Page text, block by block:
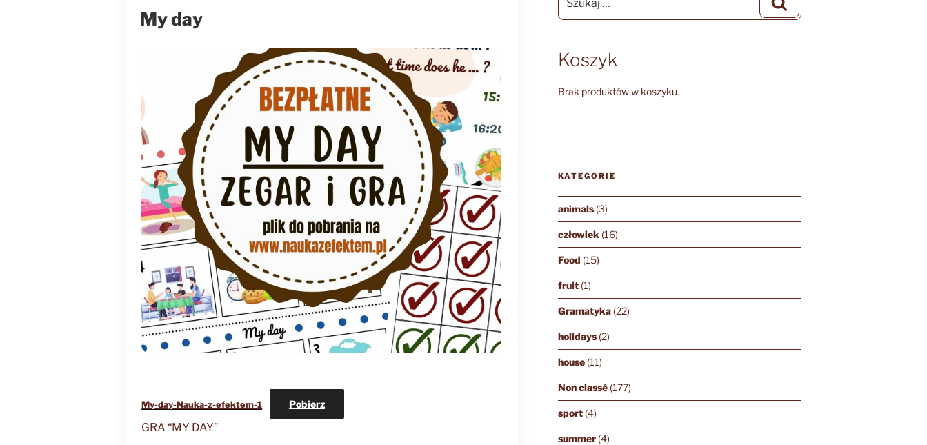
My day
My-day-Nauka-z-efektem-1 Pobierz
GRA “MY DAY”
Koszyk
Brak produktów w koszyku.
KATEGORIE
animals(3)
człowiek (16)
Food (15)
fruit (1)
Gramatyka (22)
holidays(2)
house (11)
Non classé (177)
sport (4)
summer (4)